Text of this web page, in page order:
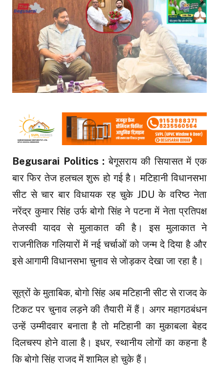
Begusarai Politics : बेगूसराय की सियासत में एक
बार फिर तेज हलचल शुरू हो गई है। मटिहानी विधानसभा
सीट से चार बार विधायक रह चुके JDU के वरिष्ठ नेता
नरेंद्र कुमार सिंह उर्फ बोगो सिंह ने पटना में नेता प्रतिपक्ष
तेजस्वी यादव से मुलाकात की है। इस मुलाकात ने
राजनीतिक गलियारों में नई चर्चाओं को जन्म दे दिया है और
इसे आगामी विधानसभा चुनाव से जोड़कर देखा जा रहा है।
सूत्रों के मुताबिक, बोगो सिंह अब मटिहानी सीट से राजद के
टिकट पर चुनाव लड़ने की तैयारी में हैं। अगर महागठबंधन
उन्हें उम्मीदवार बनाता है तो मटिहानी का मुकाबला बेहद
दिलचस्प होने वाला है। इधर, स्थानीय लोगों का कहना है
कि बोगो सिंह राजद में शामिल हो चुके हैं।